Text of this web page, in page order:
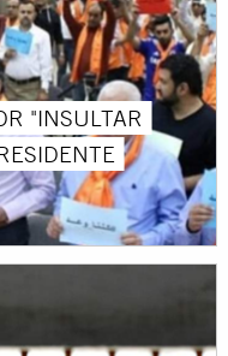
"INSULTAR